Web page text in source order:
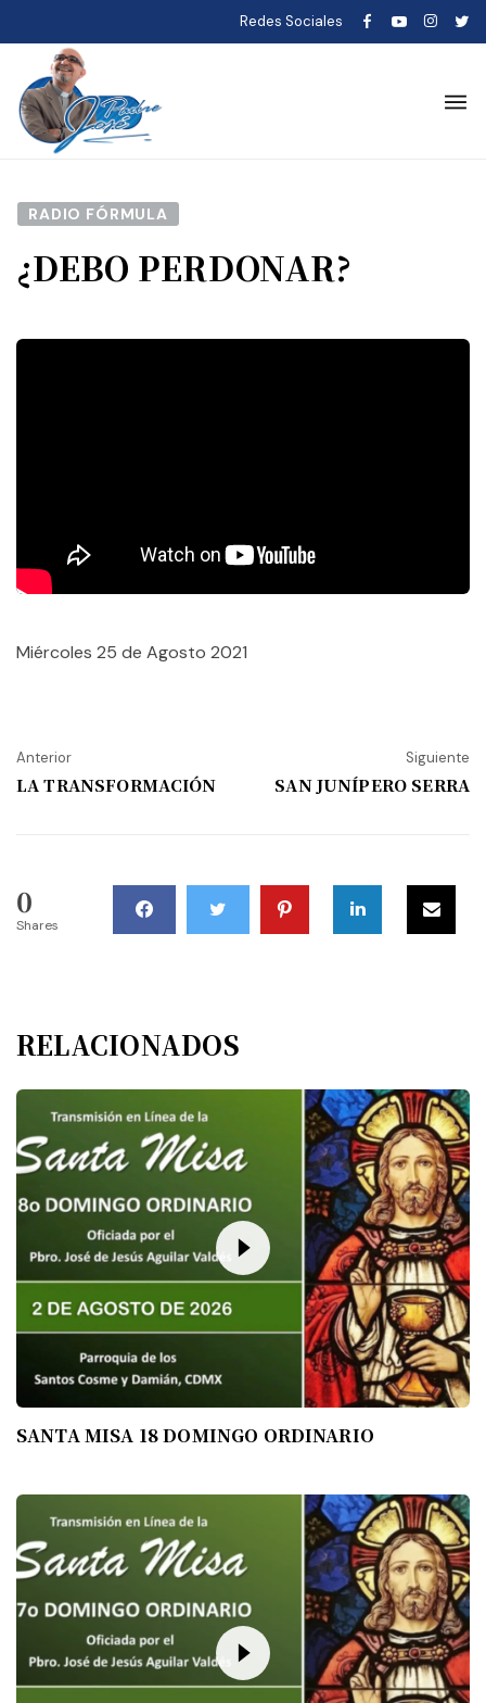
Redes Sociales
RADIO FÓRMULA
¿DEBO PERDONAR?
Miércoles 25 de Agosto 2021
Anterior
LA TRANSFORMACIÓN
Siguiente
SAN JUNÍPERO SERRA
0
Shares
RELACIONADOS
SANTA MISA 18 DOMINGO ORDINARIO